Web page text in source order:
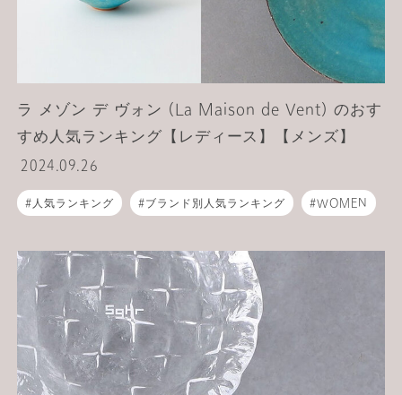
ラ メゾン デ ヴォン (La Maison de Vent) のおす
すめ人気ランキング【レディース】【メンズ】
2024.09.26
人気ランキング ブランド別人気ランキング WOMEN